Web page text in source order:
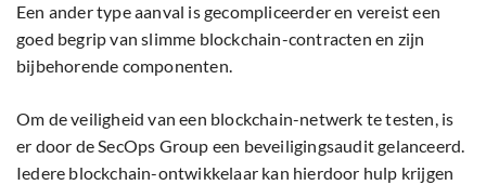
Een ander type aanval is gecompliceerder en vereist een
goed begrip van slimme blockchain-contracten en zijn
bijbehorende componenten.
Om de veiligheid van een blockchain-netwerk te testen, is
er door de SecOps Group een beveiligingsaudit gelanceerd.
Iedere blockchain-ontwikkelaar kan hierdoor hulp krijgen